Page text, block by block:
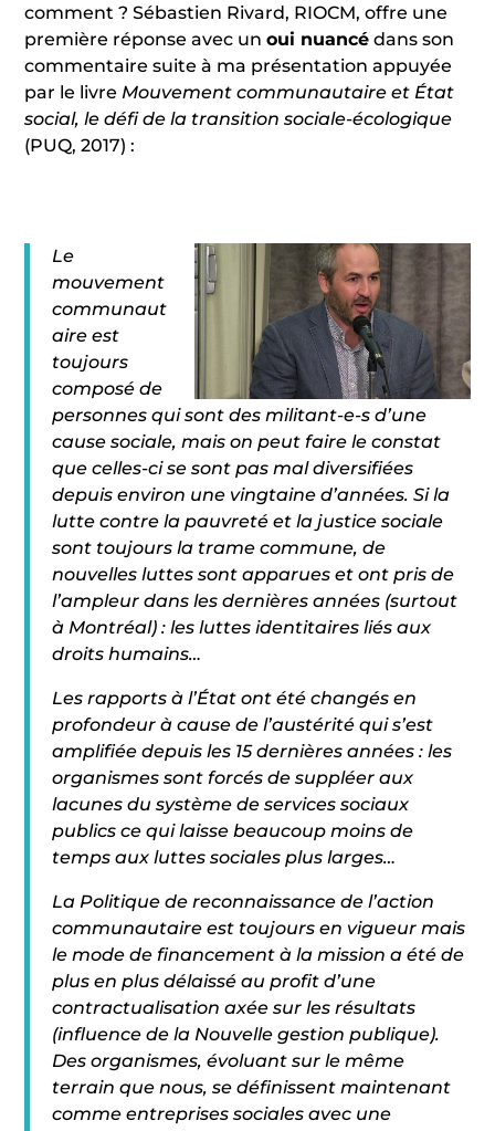
comment ? Sébastien Rivard, RIOCM, offre une
première réponse avec unoui nuancé dans son
commentaire suite à ma présentation appuyée
par le livre Mouvement communautaire et État
social, le défi de la transition sociale-écologique
(PUQ, 2017) :
Le
mouvement
communaut
aire est
toujours
composé de
personnes qui sont des militant-e-s d’une
cause sociale, mais on peut faire le constat
que celles-ci se sont pas mal diversifiées
depuis environ une vingtaine d’années. Si la
lutte contre la pauvreté et la justice sociale
sont toujours la trame commune, de
nouvelles luttes sont apparues et ont pris de
l’ampleur dans les dernières années (surtout
à Montréal) : les luttes identitaires liés aux
droits humains…
Les rapports à l’État ont été changés en
profondeur à cause de l’austérité qui s’est
amplifiée depuis les 15 dernières années : les
organismes sont forcés de suppléer aux
lacunes du système de services sociaux
publics ce qui laisse beaucoup moins de
temps aux luttes sociales plus larges…
La Politique de reconnaissance de l’action
communautaire est toujours en vigueur mais
le mode de financement à la mission a été de
plus en plus délaissé au profit d’une
contractualisation axée sur les résultats
(influence de la Nouvelle gestion publique).
Des organismes, évoluant sur le même
terrain que nous, se définissent maintenant
comme entreprises sociales avec une